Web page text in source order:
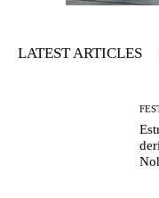
LATEST ARTICLES